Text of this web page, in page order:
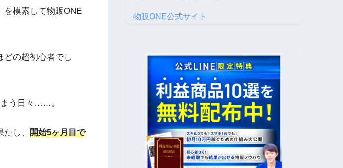
を模索して物販ONE
どの超初心者でし
まう日々……。
し、 開始5ヶ月目で
物販ONE公式サイト